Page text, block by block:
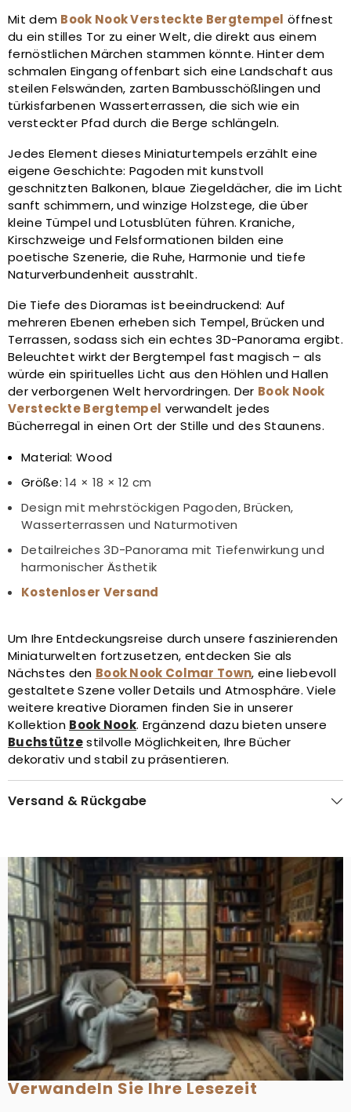
Mit dem Book Nook Versteckte Bergtempel öffnest
du ein stilles Tor zu einer Welt, die direkt aus einem
fernöstlichen Märchen stammen könnte. Hinter dem
schmalen Eingang offenbart sich eine Landschaft aus
steilen Felswänden, zarten Bambusschößlingen und
türkisfarbenen Wasserterrassen, die sich wie ein
versteckter Pfad durch die Berge schlängeln.
Jedes Element dieses Miniaturtempels erzählt eine
eigene Geschichte: Pagoden mit kunstvoll
geschnitzten Balkonen, blaue Ziegeldächer, die im Licht
sanft schimmern, und winzige Holzstege, die über
kleine Tümpel und Lotusblüten führen. Kraniche,
Kirschzweige und Felsformationen bilden eine
poetische Szenerie, die Ruhe, Harmonie und tiefe
Naturverbundenheit ausstrahlt.
Die Tiefe des Dioramas ist beeindruckend: Auf
mehreren Ebenen erheben sich Tempel, Brücken und
Terrassen, sodass sich ein echtes 3D-Panorama ergibt.
Beleuchtet wirkt der Bergtempel fast magisch – als
würde ein spirituelles Licht aus den Höhlen und Hallen
der verborgenen Welt hervordringen. Der Book Nook
Versteckte Bergtempel verwandelt jedes
Bücherregal in einen Ort der Stille und des Staunens.
Material: Wood
Größe: 14 × 18 × 12 cm
Design mit mehrstöckigen Pagoden, Brücken,
Wasserterrassen und Naturmotiven
Detailreiches 3D-Panorama mit Tiefenwirkung und
harmonischer Ästhetik
Kostenloser Versand
Um Ihre Entdeckungsreise durch unsere faszinierenden
Miniaturwelten fortzusetzen, entdecken Sie als
Nächstes den Book Nook Colmar Town, eine liebevoll
gestaltete Szene voller Details und Atmosphäre. Viele
weitere kreative Dioramen finden Sie in unserer
Kollektion Book Nook. Ergänzend dazu bieten unsere
Buchstützestilvolle Möglichkeiten, Ihre Bücher
dekorativ und stabil zu präsentieren.
Versand & Rückgabe
Verwandeln Sie Ihre Lesezeit